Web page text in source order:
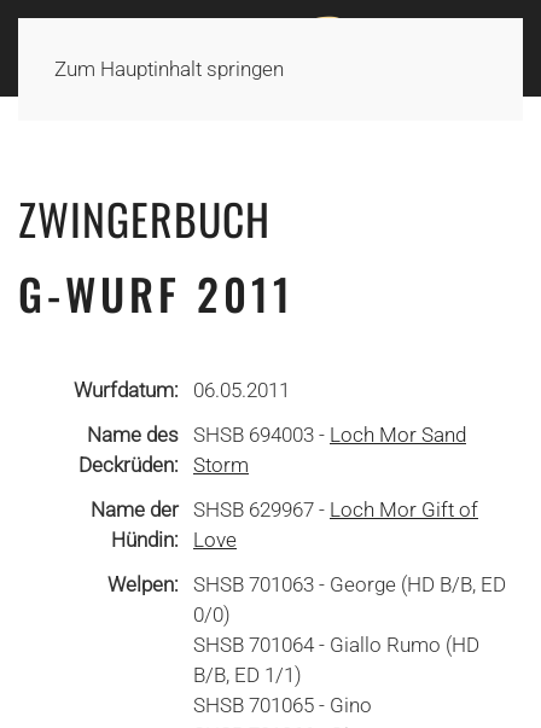
Zum Hauptinhalt springen
ZWINGERBUCH
G-WURF 2011
Wurfdatum:
06.05.2011
Name des
Deckrüden:
SHSB 694003 - Loch Mor Sand
Storm
Name der
Hündin:
SHSB 629967 - Loch Mor Gift of
Love
Welpen:
SHSB 701063 - George (HD B/B, ED
0/0)
SHSB 701064 - Giallo Rumo (HD
B/B, ED 1/1)
SHSB 701065 - Gino